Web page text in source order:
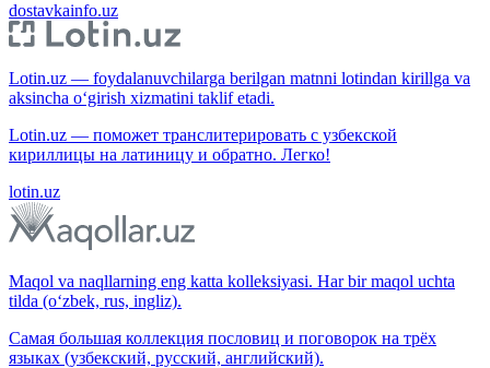
dostavkainfo.uz
Lotin.uz — foydalanuvchilarga berilgan matnni lotindan kirillga va
aksincha o‘girish xizmatini taklif etadi.
Lotin.uz — поможет транслитерировать с узбекской
кириллицы на латиницу и обратно. Легко!
lotin.uz
Maqol va naqllarning eng katta kolleksiyasi. Har bir maqol uchta
tilda (o‘zbek, rus, ingliz).
Самая большая коллекция пословиц и поговорок на трёх
языках (узбекский, русский, английский).